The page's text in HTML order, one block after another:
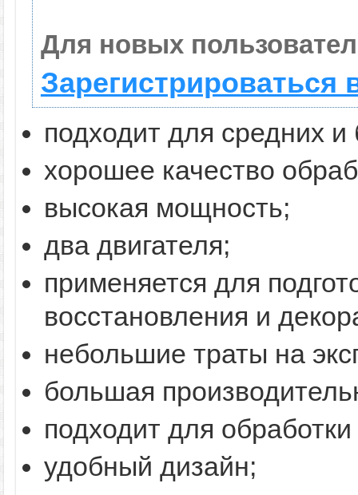
Для новых
Зарегистрироваться
подходит для средних
хорошее качество
высокая мощность;
два двигателя;
применяется для
восстановления и
небольшие траты на
большая
подходит для
удобный дизайн;